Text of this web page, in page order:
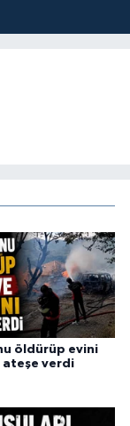
öldürüp evini
ateşe verdi